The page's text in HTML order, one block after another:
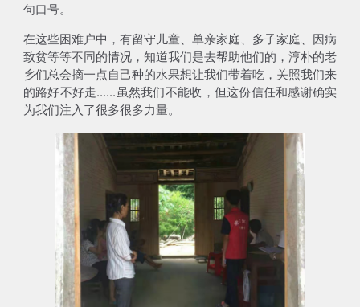
句口号。
在这些困难户中，有留守儿童、单亲家庭、多子家庭、因病
致贫等等不同的情况，知道我们是去帮助他们的，淳朴的老
乡们总会摘一点自己种的水果想让我们带着吃，关照我们来
的路好不好走......虽然我们不能收，但这份信任和感谢确实
为我们注入了很多很多力量。